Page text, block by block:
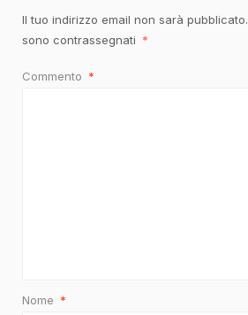
Il tuo indirizzo email non sarà pubblicato.
sono contrassegnati *
Commento *
Nome *